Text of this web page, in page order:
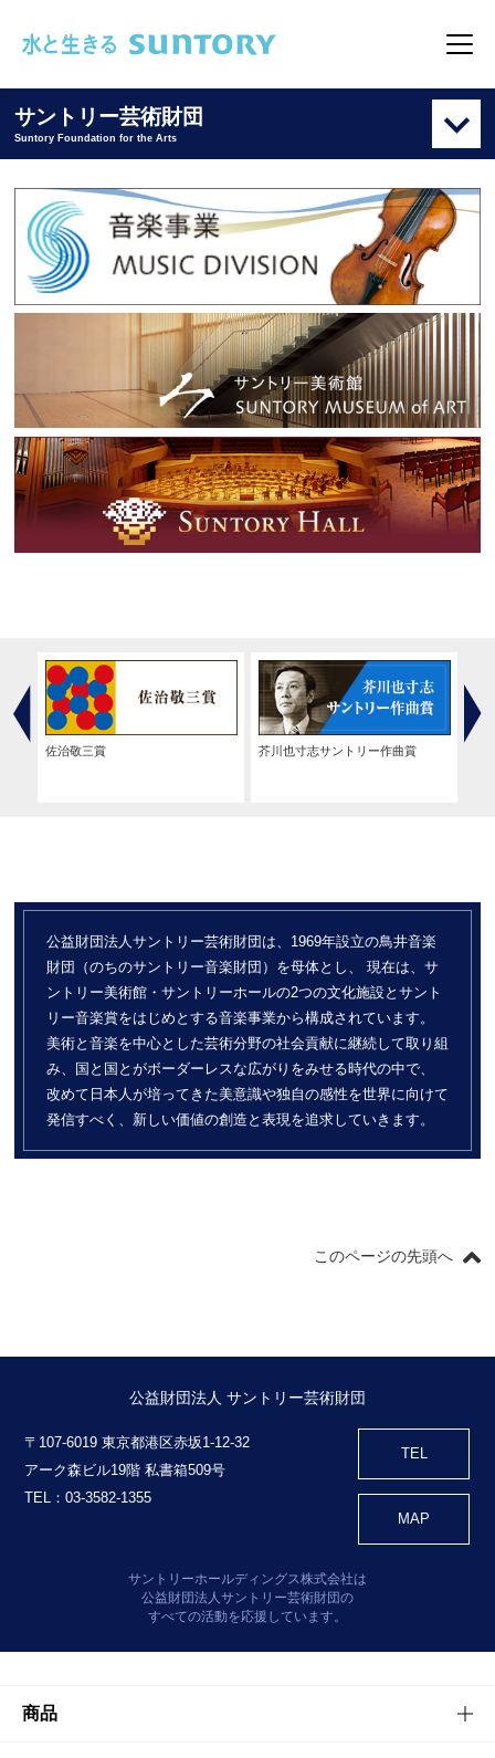
メ
サントリー芸術財団
Suntory Foundation for the Arts
佐治敬三賞 芥川也寸志サントリー作曲賞
公益財団法人サントリー芸術財団は、1969年設立の鳥井音楽
財団（のちのサントリー音楽財団）を母体とし、
現在は、サ
ントリー美術館・サントリーホールの2つの文化施設とサント
リー音楽賞をはじめとする音楽事業から構成されています。
美術と音楽を中心とした芸術分野の社会貢献に継続して取り組
み、国と国とがボーダーレスな広がりをみせる時代の中で、
改めて日本人が培ってきた美意識や独自の感性を世界に向けて
発信すべく、新しい価値の創造と表現を追求していきます。
このページの先頭へ
公益財団法人 サントリー芸術財団
〒107-6019 東京都港区赤坂1-12-32
アーク森ビル19階 私書箱509号
TEL：03-3582-1355
TEL
MAP
サントリーホールディングス株式会社は
公益財団法人サントリー芸術財団の
すべての活動を応援しています。
商品